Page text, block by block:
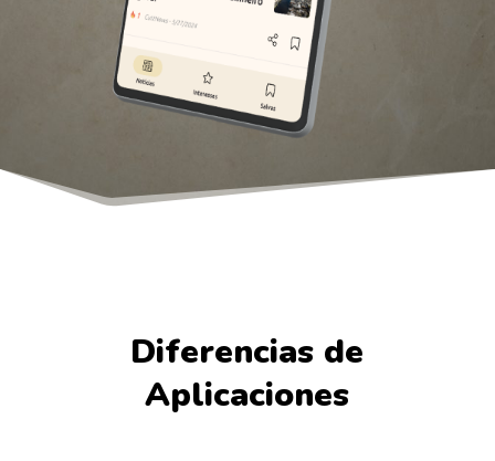
Diferencias de
Aplicaciones